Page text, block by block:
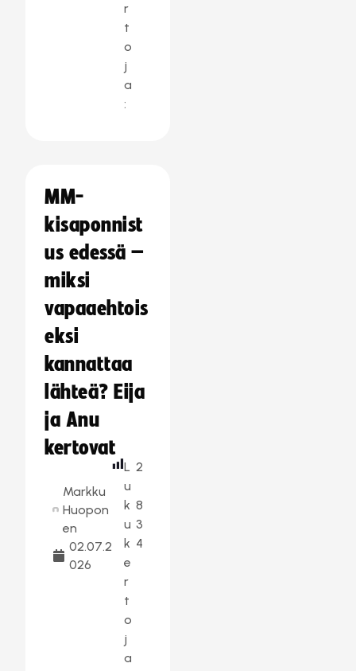
r
t
o
j
a
:
MM-
kisaponnist
us edessä –
miksi
vapaaehtois
eksi
kannattaa
lähteä? Eija
ja Anu
kertovat
Markku
Huopon
en
02.07.2
026
L
u
k
u
k
e
r
t
o
j
a
2
8
3
4